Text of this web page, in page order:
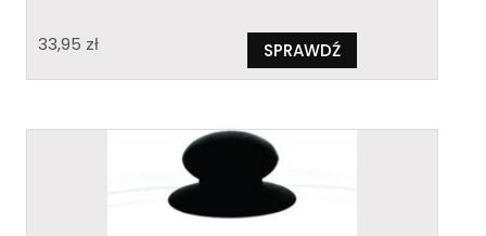
33,95 zł SPRAWDŹ